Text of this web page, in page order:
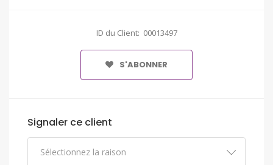
ID du Client: 00013497
S'ABONNER
Signaler ce client